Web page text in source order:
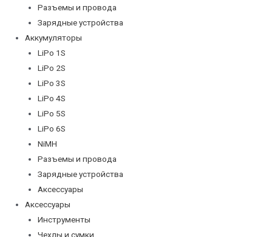
Разъемы и провода
Зарядные устройства
Аккумуляторы
LiPo 1S
LiPo 2S
LiPo 3S
LiPo 4S
LiPo 5S
LiPo 6S
NiMH
Разъемы и провода
Зарядные устройства
Аксессуары
Аксессуары
Инструменты
Чехлы и сумки